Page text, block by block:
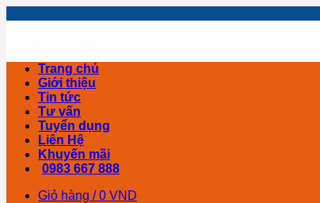
Trang chủ
Giới thiệu
Tin tức
Tư vấn
Tuyển dụng
Liên Hệ
Khuyến mãi
0983 667 888
Giỏ hàng /0 VND